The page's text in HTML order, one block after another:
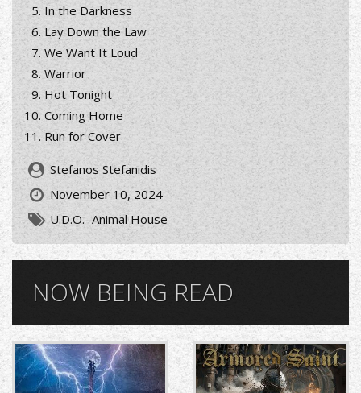
In the Darkness
Lay Down the Law
We Want It Loud
Warrior
Hot Tonight
Coming Home
Run for Cover
Stefanos Stefanidis
November 10, 2024
U.D.O. Animal House
NOW BEING READ